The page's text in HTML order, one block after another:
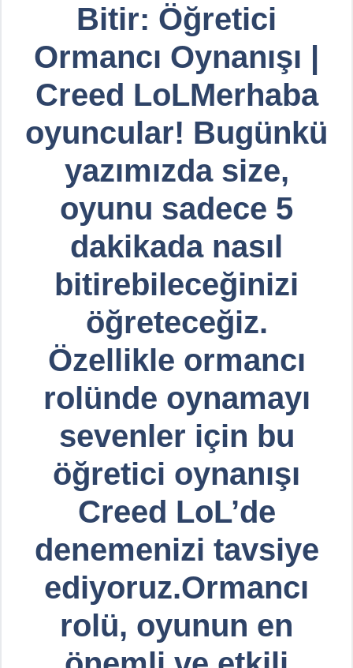
Bitir: Öğretici
Ormancı Oynanışı |
Creed LoLMerhaba
oyuncular! Bugünkü
yazımızda size,
oyunu sadece 5
dakikada nasıl
bitirebileceğinizi
öğreteceğiz.
Özellikle ormancı
rolünde oynamayı
sevenler için bu
öğretici oynanışı
Creed LoL’de
denemenizi tavsiye
ediyoruz.Ormancı
rolü, oyunun en